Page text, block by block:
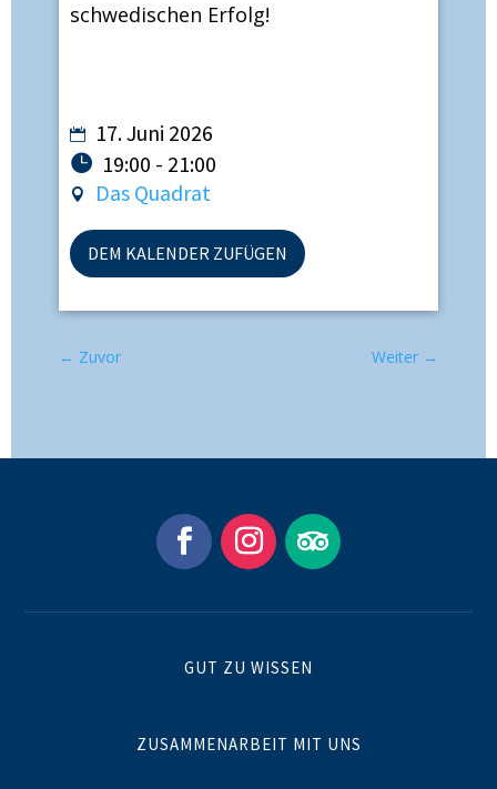
schwedischen Erfolg!
17. Juni 2026
19:00 - 21:00
Das Quadrat
DEM KALENDER ZUFÜGEN
← Zuvor Weiter →
GUT ZU WISSEN
ZUSAMMENARBEIT MIT UNS